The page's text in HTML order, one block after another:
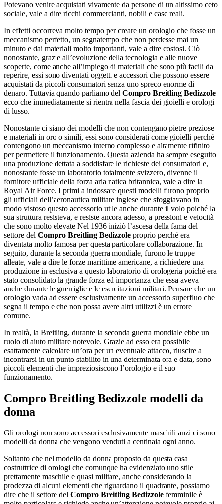
Potevano venire acquistati vivamente da persone di un altissimo ceto
sociale, vale a dire ricchi commercianti, nobili e case reali.
In effetti occorreva molto tempo per creare un orologio che fosse un
meccanismo perfetto, un segnatempo che non perdesse mai un
minuto e dai materiali molto importanti, vale a dire costosi. Ciò
nonostante, grazie all’evoluzione della tecnologia e alle nuove
scoperte, come anche all’impiego di materiali che sono più facili da
reperire, essi sono diventati oggetti e accessori che possono essere
acquistati da piccoli consumatori senza uno spreco enorme di
denaro. Tuttavia quando parliamo del Compro Breitling Bedizzole
ecco che immediatamente si rientra nella fascia dei gioielli e orologi
di lusso.
Nonostante ci siano dei modelli che non contengano pietre preziose
e materiali in oro o simili, essi sono considerati come gioielli perché
contengono un meccanismo interno complesso e altamente rifinito
per permettere il funzionamento. Questa azienda ha sempre eseguito
una produzione dettata a soddisfare le richieste dei consumatori e,
nonostante fosse un laboratorio totalmente svizzero, divenne il
fornitore ufficiale della forza aria natica britannica, vale a dire la
Royal Air Force. I primi a indossare questi modelli furono proprio
gli ufficiali dell’aeronautica militare inglese che sfoggiavano in
modo vistoso questo accessorio utile anche durante il volo poiché la
sua struttura resisteva, e resiste ancora adesso, a pressioni e velocità
che sono molto elevate Nel 1936 iniziò l’ascesa della fama del
settore del Compro Breitling Bedizzole proprio perché era
diventata molto famosa per questa particolare collaborazione. In
seguito, durante la seconda guerra mondiale, furono le truppe
alleate, vale a dire le forze marittime americane, a richiedere una
produzione in esclusiva a questo laboratorio di orologeria poiché era
stato consolidato la grande forza ed importanza che essa aveva
anche durante le guerriglie e le esercitazioni militari. Pensare che un
orologio vada ad essere esclusivamente un accessorio superfluo che
segna il tempo e che non possa avere altri utilizzi è un errore
comune.
In realtà, la Breitling, durante la seconda guerra mondiale ebbe un
ruolo di aiuto militare notevole. Grazie ad esso era possibile
esattamente calcolare un’ora per un eventuale attacco, riuscire a
incontrarsi in un punto stabilito in una determinata ora e data, sono
piccoli elementi che impreziosiscono l’orologio e il suo
funzionamento.
Compro Breitling Bedizzole modelli da
donna
Gli orologi non sono accessori esclusivamente maschili anzi ci sono
modelli da donna che vengono venduti a centinaia ogni anno.
Soltanto che nel modello da donna proposto da questa casa
costruttrice di orologi che comunque ha evidenziato uno stile
prettamente maschile e quasi militare, anche considerando la
prodezza di alcuni elementi che riguardano il quadrante, possiamo
dire che il settore del Compro Breitling Bedizzole femminile è